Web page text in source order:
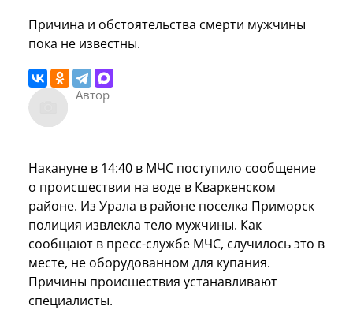
Причина и обстоятельства смерти мужчины
пока не известны.
Автор
Накануне в 14:40 в МЧС поступило сообщение
о происшествии на воде в Кваркенском
районе. Из Урала в районе поселка Приморск
полиция извлекла тело мужчины. Как
сообщают в пресс-службе МЧС, случилось это в
месте, не оборудованном для купания.
Причины происшествия устанавливают
специалисты.